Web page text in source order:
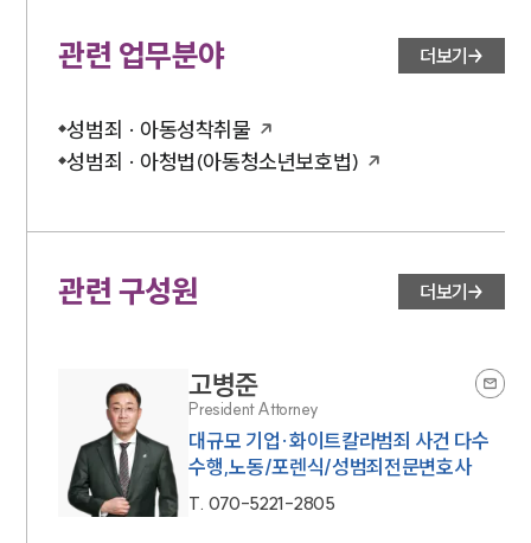
관련 업무분야 더보기
성범죄 · 아동성착취물
성범죄 · 아청법(아동청소년보호법)
관련 구성원 더보기
고병준
President Attorney
대규모 기업·화이트칼라범죄 사건 다수
수행,노동/포렌식/성범죄전문변호사
T. 070-5221-2805